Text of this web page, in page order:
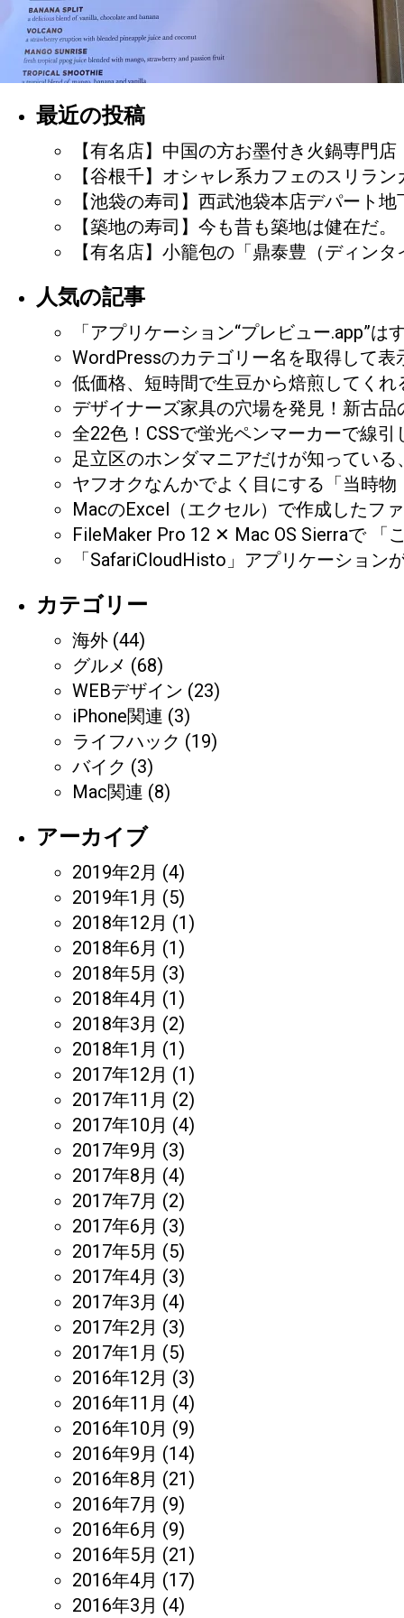
最近の投稿
【有名店】中国の方お墨付き火鍋専門
【谷根千】オシャレ系カフェのスリラ
【池袋の寿司】西武池袋本店デパート
【築地の寿司】今も昔も築地は健在だ
【有名店】小籠包の「鼎泰豊（ディン
人気の記事
「アプリケーション“プレビュー.app”
WordPressのカテゴリー名を取得して
低価格、短時間で生豆から焙煎してく
デザイナーズ家具の穴場を発見！新古
全22色！CSSで蛍光ペンマーカーで線
足立区のホンダマニアだけが知っている
ヤフオクなんかでよく目にする「当時
MacのExcel（エクセル）で作成したフ
FileMaker Pro 12 ✕ Mac OS Sierraで 「
「SafariCloudHisto」アプリケーショ
カテゴリー
海外 (44)
グルメ (68)
WEBデザイン (23)
iPhone関連 (3)
ライフハック (19)
バイク (3)
Mac関連 (8)
アーカイブ
2019年2月 (4)
2019年1月 (5)
2018年12月 (1)
2018年6月 (1)
2018年5月 (3)
2018年4月 (1)
2018年3月 (2)
2018年1月 (1)
2017年12月 (1)
2017年11月 (2)
2017年10月 (4)
2017年9月 (3)
2017年8月 (4)
2017年7月 (2)
2017年6月 (3)
2017年5月 (5)
2017年4月 (3)
2017年3月 (4)
2017年2月 (3)
2017年1月 (5)
2016年12月 (3)
2016年11月 (4)
2016年10月 (9)
2016年9月 (14)
2016年8月 (21)
2016年7月 (9)
2016年6月 (9)
2016年5月 (21)
2016年4月 (17)
2016年3月 (4)